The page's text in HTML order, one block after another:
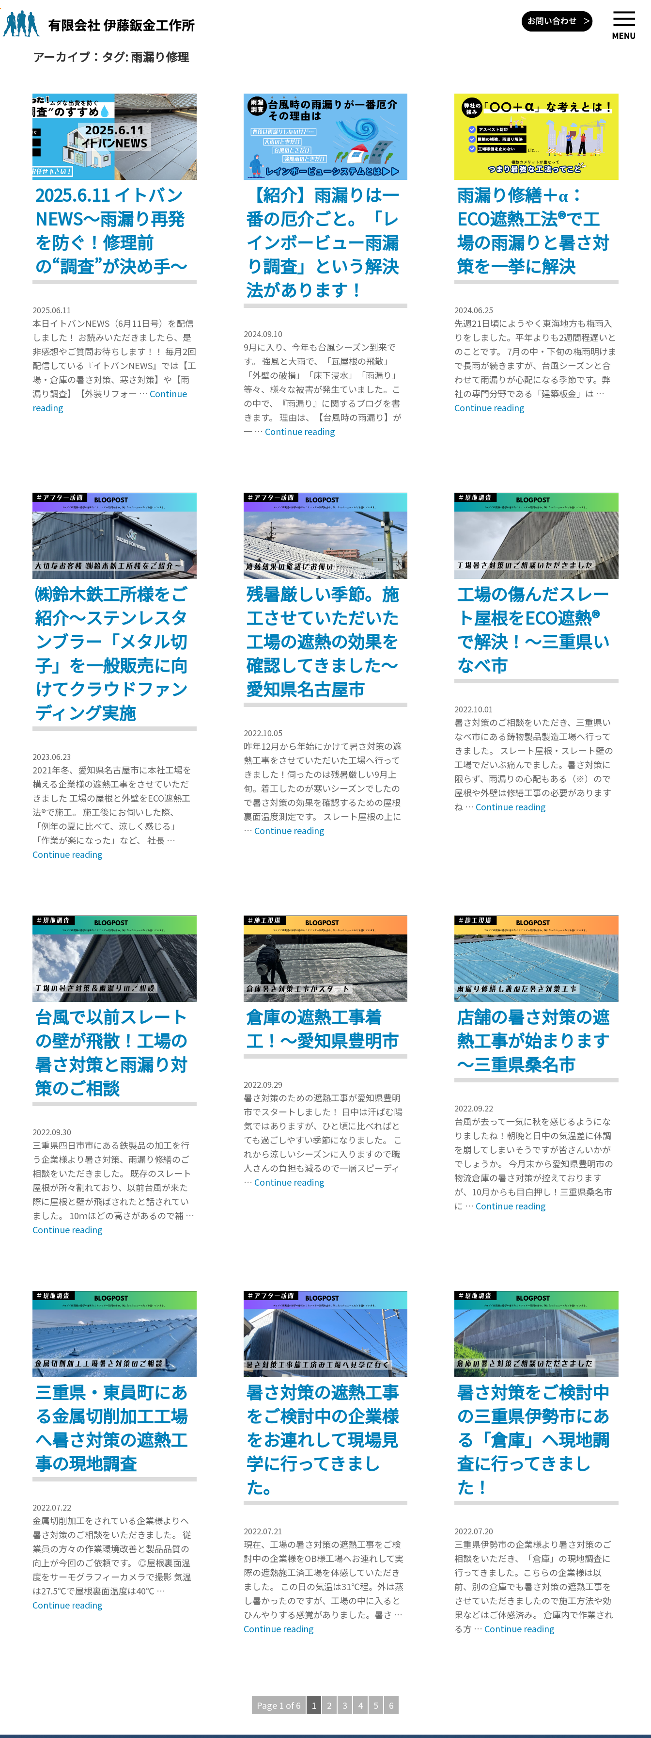
Skip
to
content
アーカイブ：タグ: 雨漏り修理
2025.6.11 イトバン
NEWS～雨漏り再発
を防ぐ！修理前
の“調査”が決め手～
2025.06.11
本日イトバンNEWS（6月11日号）を配信
しました！ お読みいただきましたら、是
非感想やご質問お待ちします！！ 毎月2回
配信している『イトバンNEWS』では【工
場・倉庫の暑さ対策、寒さ対策】や【雨
漏り調査】【外装リフォー … Continue
reading
～
雨
漏
り
再
発
を
防
ぐ！
修
理
前
の“調
査”が
決
手
～”
【紹介】雨漏りは一
番の厄介ごと。「レ
インボービュー雨漏
り調査」という解決
法があります！
2024.09.10
9月に入り、今年も台風シーズン到来で
す。 強風と大雨で、「瓦屋根の飛散」
「外壁の破損」「床下浸水」「雨漏り」
等々、様々な被害が発生ていました。こ
の中で、『雨漏り』に関するブログを書
きます。 理由は、【台風時の雨漏り】が
一 … Continue reading“【紹
は
一
番
の
厄
介
ご
と。
「レ
イ
ン
ボ
ー
ビ
ュ
漏
り
調
査」
と
い
ま
す！”
雨漏り修繕＋α：
ECO遮熱工法®で工
場の雨漏りと暑さ対
策を一挙に解決
2024.06.25
先週21日頃にようやく東海地方も梅雨入
りをしました。平年よりも2週間程遅いと
のことです。 7月の中・下旬の梅雨明けま
で長雨が続きますが、台風シーズンと合
わせて雨漏りが心配になる季節です。弊
社の専門分野である「建築板金」は …
Continue reading
α：
ECO
遮
熱
工
法
®
で
工
場
雨
さ
対
策
を
一
挙
に
㈱鈴木鉄工所様をご
紹介～ステンレスタ
ンブラー「メタル切
子」を一般販売に向
けてクラウドファン
ディング実施
2023.06.23
2021年冬、愛知県名古屋市に本社工場を
構える企業様の遮熱工事をさせていただ
きました 工場の屋根と外壁をECO遮熱工
法®で施工。 施工後にお伺いした際、
「例年の夏に比べて、涼しく感じる」
「作業が楽になった」など、 社長 …
Continue reading
所
様
を
ご
紹
介
～
ス
テ
ン
レ
ス
タ
ン
ー
「メ
タ
ル
切
子」
売
に
向
け
て
ク
ラ
ウ
ド
フ
ァ
ン
デ
ィ
実
施”
残暑厳しい季節。施
工させていただいた
工場の遮熱の効果を
確認してきました～
愛知県名古屋市
2022.10.05
昨年12月から年始にかけて暑さ対策の遮
熱工事をさせていただいた工場へ行って
きました！伺ったのは残暑厳しい9月上
旬。着工したのが寒いシーズンでしたの
で暑さ対策の効果を確認するための屋根
裏面温度測定です。 スレート屋根の上に
… Continue reading“残
節。
施
工
さ
せ
て
い
た
だ
い
た
の
遮
熱
の
効
果
を
た
～
知
県
名
古
屋
市”
工場の傷んだスレー
ト屋根をECO遮熱®
で解決！～三重県い
なべ市
2022.10.01
暑さ対策のご相談をいただき、三重県い
なべ市にある鋳物製品製造工場へ行って
きました。 スレート屋根・スレート壁の
工場でだいぶ痛んでました。暑さ対策に
限らず、雨漏りの心配もある（※）ので
屋根や外壁は修繕工事の必要があります
ね … Continue reading
ー
ト
屋
根
を
ECO
遮
熱
®
で
解
決！
重
県
い
な
べ
市”
台風で以前スレート
の壁が飛散！工場の
暑さ対策と雨漏り対
策のご相談
2022.09.30
三重県四日市市にある鉄製品の加工を行
う企業様より暑さ対策、雨漏り修繕のご
相談をいただきました。 既存のスレート
屋根が所々割れており、以前台風が来た
際に屋根と壁が飛ばされたと話されてい
ました。 10ｍほどの高さがあるので補 …
Continue reading
ス
レ
ー
ト
の
壁
が
飛
散！
工
場
の
暑
さ
と
雨
漏
り
対
策
倉庫の遮熱工事着
工！～愛知県豊明市
2022.09.29
暑さ対策のための遮熱工事が愛知県豊明
市でスタートしました！ 日中は汗ばむ陽
気ではありますが、ひと頃に比べればと
ても過ごしやすい季節になりました。 こ
れから涼しいシーズンに入りますので職
人さんの負担も減るので一層スピーディ
… Continue reading“倉
工！
～
知
県
豊
明
市”
店舗の暑さ対策の遮
熱工事が始まります
～三重県桑名市
2022.09.22
台風が去って一気に秋を感じるようにな
りましたね！朝晩と日中の気温差に体調
を崩してしまいそうですが皆さんいかが
でしょうか。 今月末から愛知県豊明市の
物流倉庫の暑さ対策が控えております
が、10月からも目白押し！三重県桑名市
に … Continue reading
策
の
遮
熱
工
事
が
始
ま
り
す
～
三
県
市”
三重県・東員町にあ
る金属切削加工工場
へ暑さ対策の遮熱工
事の現地調査
2022.07.22
金属切削加工をされている企業様よりへ
暑さ対策のご相談をいただきました。 従
業員の方々の作業環境改善と製品品質の
向上が今回のご依頼です。 ◎屋根裏面温
度をサーモグラフィーカメラで撮影 気温
は27.5℃で屋根裏面温度は40℃ …
Continue reading
暑さ対策の遮熱工事
をご検討中の企業様
をお連れして現場見
学に行ってきまし
た。
2022.07.21
現在、工場の暑さ対策の遮熱工事をご検
討中の企業様をOB様工場へお連れして実
際の遮熱施工済工場を体感していただき
ました。 この日の気温は31℃程。外は蒸
し暑かったのですが、工場の中に入ると
ひんやりする感覚がありました。暑さ …
Continue reading“暑
遮
熱
暑さ対策をご検討中
の三重県伊勢市にあ
る「倉庫」へ現地調
査に行ってきまし
た！
2022.07.20
三重県伊勢市の企業様より暑さ対策のご
相談をいただき、「倉庫」の現地調査に
行ってきました。こちらの企業様は以
前、別の倉庫でも暑さ対策の遮熱工事を
させていただきましたので施工方法や効
果などはご体感済み。 倉庫内で作業され
る方 … Continue reading
Page 1 of 6 1 2 3 4 5 6